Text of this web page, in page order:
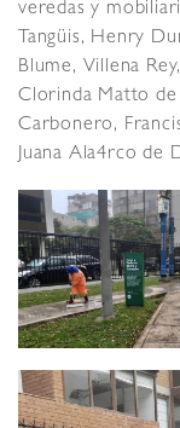
veredas y
Tangüis, Henry
Blume, Villena
Clorinda Matto de
Carbonero,
Juana Ala4rco de